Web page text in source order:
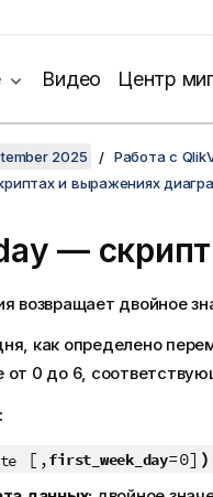
Видео Центр
2025 Работа с
и выражениях
—
возвращает двойное
как определено
от 0 до 6,
[,first_week_day=0] )